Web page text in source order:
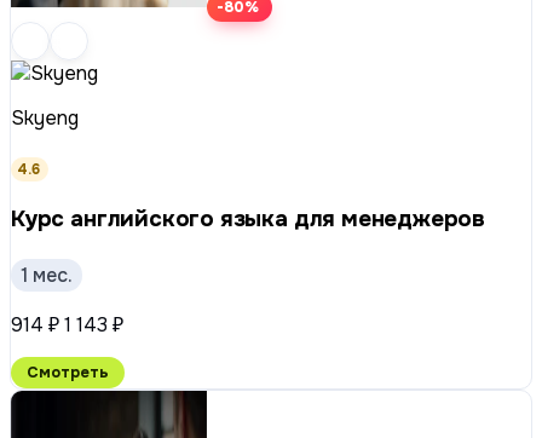
-80%
Skyeng
4.6
Курс английского языка для менеджеров
1 мес.
914 ₽1 143 ₽
Смотреть